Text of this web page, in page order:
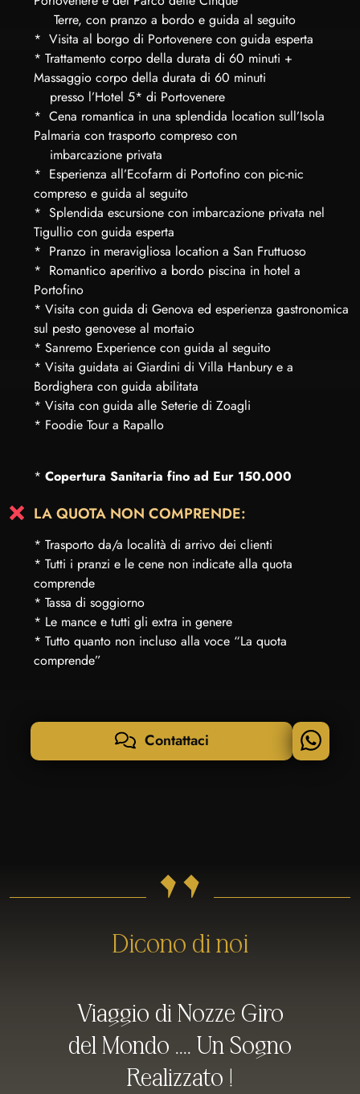
Terre, con pranzo a bordo e guida al seguito
* Visita al borgo di Portovenere con guida esperta
* Trattamento corpo della durata di 60 minuti +
Massaggio corpo della durata di 60 minuti
presso l’Hotel 5* di Portovenere
* Cena romantica in una splendida location sull’Isola
Palmaria con trasporto compreso con
imbarcazione privata
* Esperienza all’Ecofarm di Portofino con pic-nic
compreso e guida al seguito
* Splendida escursione con imbarcazione privata nel
Tigullio con guida esperta
* Pranzo in meravigliosa location a San Fruttuoso
* Romantico aperitivo a bordo piscina in hotel a
Portofino
* Visita con guida di Genova ed esperienza gastronomica
sul pesto genovese al mortaio
* Sanremo Experience con guida al seguito
* Visita guidata ai Giardini di Villa Hanbury e a
Bordighera con guida abilitata
* Visita con guida alle Seterie di Zoagli
* Foodie Tour a Rapallo
* Copertura Sanitaria fino ad Eur 150.000
LA QUOTA NON COMPRENDE:
* Trasporto da/a località di arrivo dei clienti
* Tutti i pranzi e le cene non indicate alla quota
comprende
* Tassa di soggiorno
* Le mance e tutti gli extra in genere
* Tutto quanto non incluso alla voce “La quota
comprende”
Contattaci
"
Dicono di noi
Viaggio di Nozze Giro
del Mondo .... Un Sogno
Realizzato !